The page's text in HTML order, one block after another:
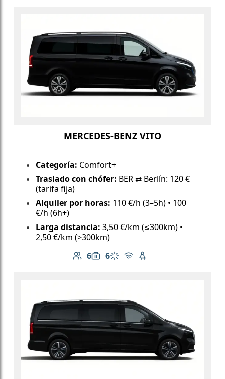
MERCEDES-BENZ VITO
Categoría: Comfort+
Traslado con chófer: BER ⇄ Berlín: 120 €
(tarifa fija)
Alquiler por horas: 110 €/h (3–5h) • 100
€/h (6h+)
Larga distancia: 3,50 €/km (≤300km) •
2,50 €/km (>300km)
6
Número de pasajeros: 6
6
Capacidad de equipaje: 6
Aire acondicionado
Wi-Fi gratuito
Asiento infantil